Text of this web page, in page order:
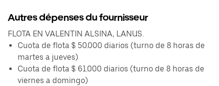
Autres dépenses du fournisseur
FLOTA EN VALENTIN ALSINA, LANUS.
Cuota de flota $ 50.000 diarios (turno de 8 horas de
martes a jueves)
Cuota de flota $ 61.000 diarios (turno de 8 horas de
viernes a domingo)